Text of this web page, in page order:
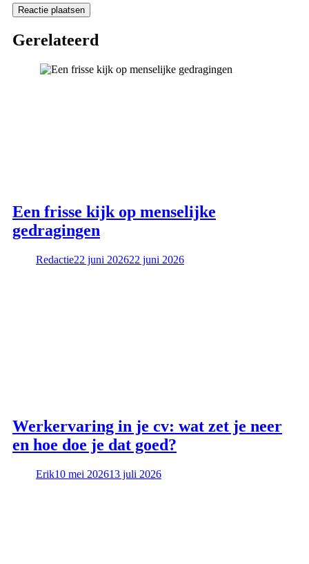
Gerelateerd
Een frisse kijk op menselijke
gedragingen
Redactie22 juni 202622 juni 2026
Werkervaring in je cv: wat zet je neer
en hoe doe je dat goed?
Erik10 mei 202613 juli 2026